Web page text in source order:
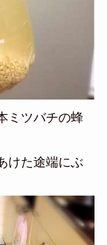
ミツバチの蜂
けた途端にぶ